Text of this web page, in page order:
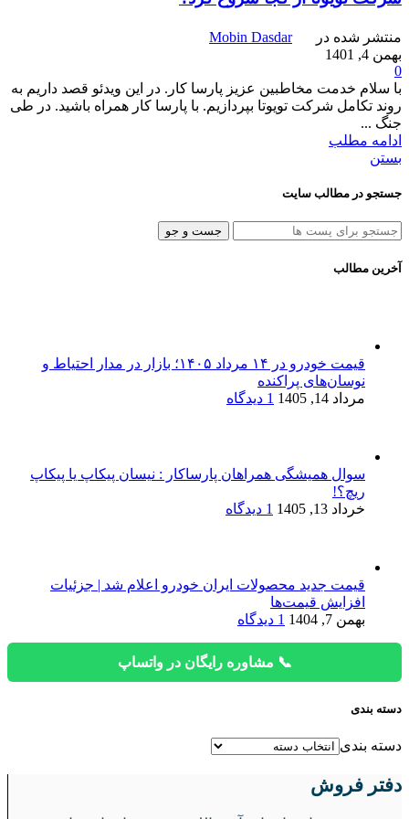
منتشر شده در
Mobin Dasdar
بهمن 4, 1401
0
با سلام خدمت مخاطبین عزیز پارسا کار. در این ویدئو قصد داریم به
روند تکامل شرکت تویوتا بپردازیم. با پارسا کار همراه باشید. در طی
جنگ ...
ادامه مطلب
بستن
جستجو در مطالب سایت
جست و جو
آخرین مطالب
قیمت خودرو در ۱۴ مرداد ۱۴۰۵؛ بازار در مدار احتیاط و
نوسان‌های پراکنده
مرداد 14, 1405
1 دیدگاه
سوال همیشگی همراهان پارساکار : نیسان پیکاپ یا پیکاپ
ریچ؟!
خرداد 13, 1405
1 دیدگاه
قیمت جدید محصولات ایران خودرو اعلام شد | جزئیات
افزایش قیمت‌ها
بهمن 7, 1404
1 دیدگاه
📞 مشاوره رایگان در واتساپ
دسته بندی
دسته بندی
دفتر فروش